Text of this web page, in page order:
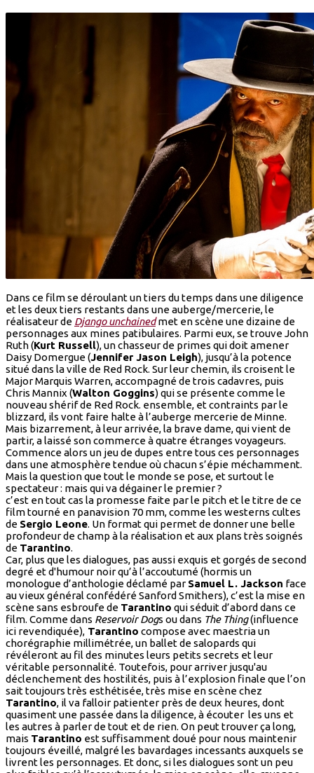
Dans ce film se déroulant un tiers du temps dans une diligence
et les deux tiers restants dans une auberge/mercerie, le
réalisateur de Django unchainedmet en scène une dizaine de
personnages aux mines patibulaires. Parmi eux, se trouve John
Ruth (Kurt Russell), un chasseur de primes qui doit amener
Daisy Domergue (Jennifer Jason Leigh), jusqu’à la potence
situé dans la ville de Red Rock. Sur leur chemin, ils croisent le
Major Marquis Warren, accompagné de trois cadavres, puis
Chris Mannix (Walton Goggins) qui se présente comme le
nouveau shérif de Red Rock. ensemble, et contraints par le
blizzard, ils vont faire halte à l’auberge mercerie de Minne.
Mais bizarrement, à leur arrivée, la brave dame, qui vient de
partir, a laissé son commerce à quatre étranges voyageurs.
Commence alors un jeu de dupes entre tous ces personnages
dans une atmosphère tendue où chacun s’épie méchamment.
Mais la question que tout le monde se pose, et surtout le
spectateur : mais qui va dégainer le premier ?
c’est en tout cas la promesse faite par le pitch et le titre de ce
film tourné en panavision 70 mm, comme les westerns cultes
de Sergio Leone. Un format qui permet de donner une belle
profondeur de champ à la réalisation et aux plans très soignés
de Tarantino.
Car, plus que les dialogues, pas aussi exquis et gorgés de second
degré et d'humour noir qu’à l’accoutumé (hormis un
monologue d’anthologie déclamé parSamuel L. Jackson face
au vieux général confédéré Sanford Smithers), c’est la mise en
scène sans esbroufe de Tarantino qui séduit d’abord dans ce
film. Comme dans Reservoir Dogs ou dans The Thing(influence
ici revendiquée), Tarantino compose avec maestria un
chorégraphie millimétrée, un ballet de salopards qui
révéleront au fil des minutes leurs petits secrets et leur
véritable personnalité. Toutefois, pour arriver jusqu'au
déclenchement des hostilités, puis à l’explosion finale que l’on
sait toujours très esthétisée, très mise en scène chez
Tarantino, il va falloir patienter près de deux heures, dont
quasiment une passée dans la diligence, à écouter les uns et
les autres à parler de tout et de rien. On peut trouver ça long,
mais Tarantino est suffisamment doué pour nous maintenir
toujours éveillé, malgré les bavardages incessants auxquels se
livrent les personnages. Et donc, si les dialogues sont un peu